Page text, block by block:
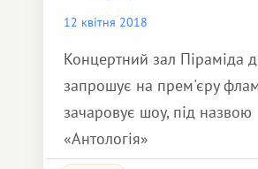
12 квітня 2018
Концертний зал Піраміда
запрошує на прем'єру
зачаровує шоу, під назвою
«Антологія»